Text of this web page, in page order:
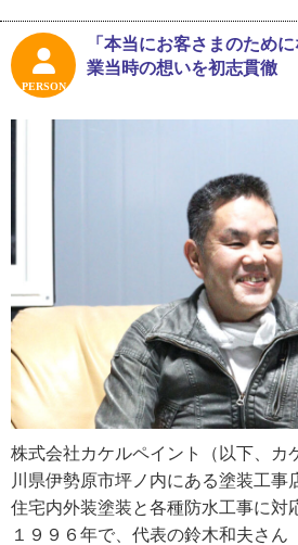
PERSON
「本当にお客さまのため
業当時の想いを初志貫徹
株式会社カケルペイント（以下、カ
川県伊勢原市坪ノ内にある塗装工事
住宅内外装塗装と各種防水工事に対
１９９６年で、代表の鈴木和夫さん